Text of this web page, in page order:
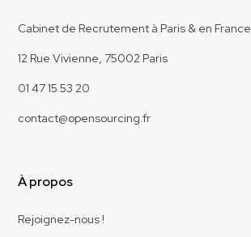
Cabinet de Recrutement à Paris & en France
12 Rue Vivienne, 75002 Paris
01 47 15 53 20
contact@opensourcing.fr
À propos
Rejoignez-nous !